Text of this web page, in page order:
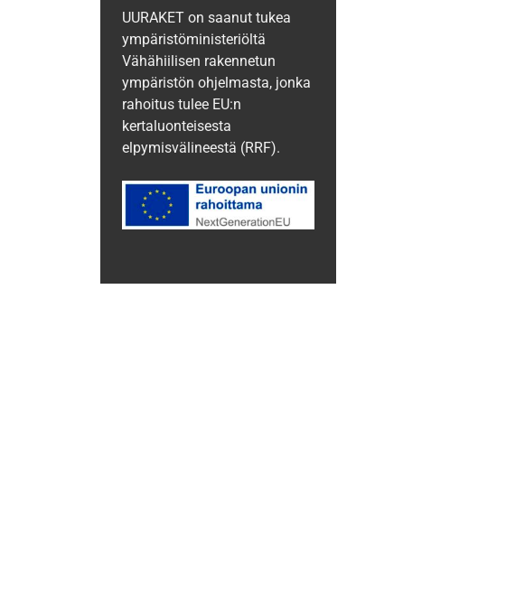
UURAKET on saanut tukea
ympäristöministeriöltä
Vähähiilisen rakennetun
ympäristön ohjelmasta, jonka
rahoitus tulee EU:n
kertaluonteisesta
elpymisvälineestä (RRF).